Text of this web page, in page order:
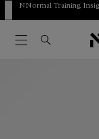
NNormal Training